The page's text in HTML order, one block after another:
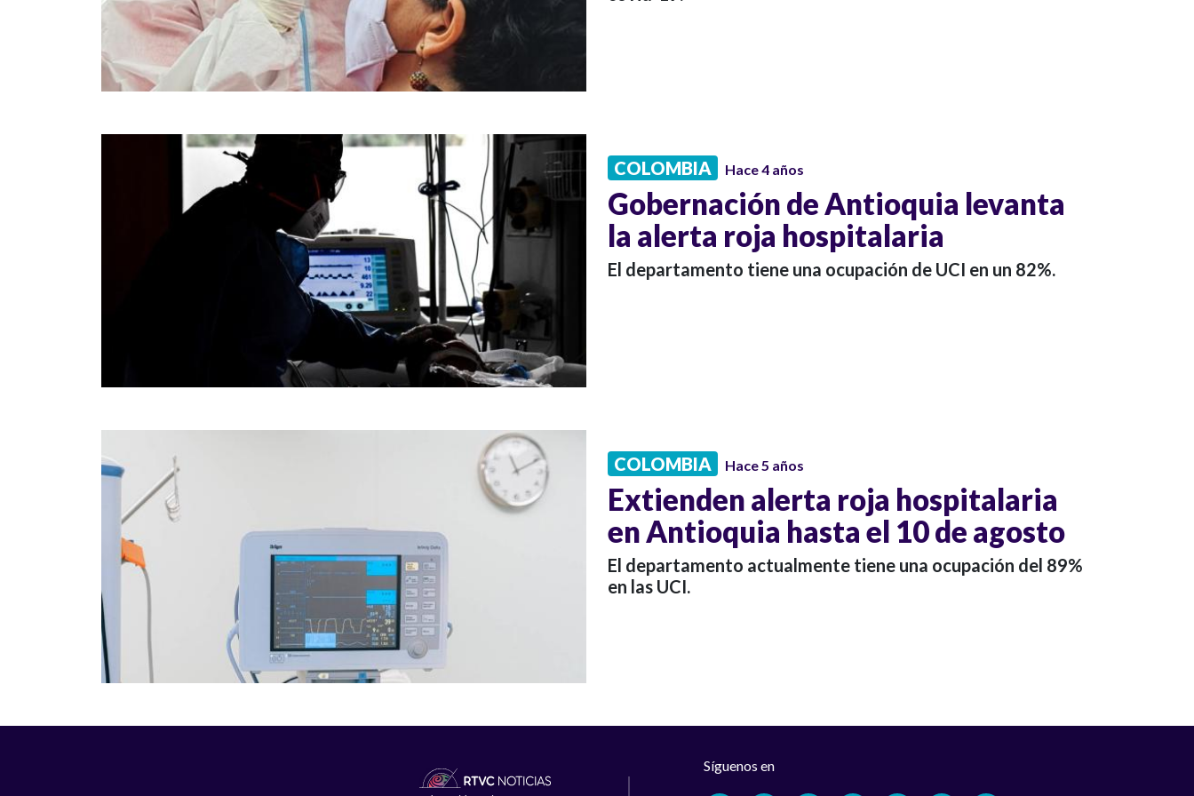
COLOMBIA Hace 4 años
Gobernación de Antioquia levanta
la alerta roja hospitalaria
El departamento tiene una ocupación de UCI en un 82%.
COLOMBIA Hace 5 años
Extienden alerta roja hospitalaria
en Antioquia hasta el 10 de agosto
El departamento actualmente tiene una ocupación del 89%
en las UCI.
Síguenos en